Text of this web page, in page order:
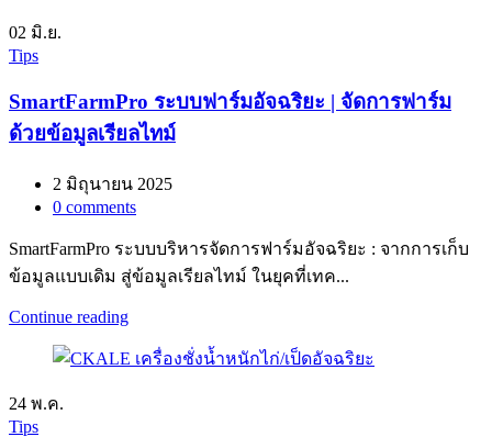
02 มิ.ย.
Tips
SmartFarmPro ระบบฟาร์มอัจฉริยะ | จัดการฟาร์ม
ด้วยข้อมูลเรียลไทม์
2 มิถุนายน 2025
0 comments
SmartFarmPro ระบบบริหารจัดการฟาร์มอัจฉริยะ : จากการเก็บ
ข้อมูลแบบเดิม สู่ข้อมูลเรียลไทม์ ในยุคที่เทค...
Continue reading
24 พ.ค.
Tips